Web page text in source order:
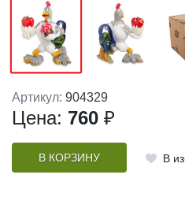
Артикул: 904329
Цена: 760 ₽
В КОРЗИНУ В